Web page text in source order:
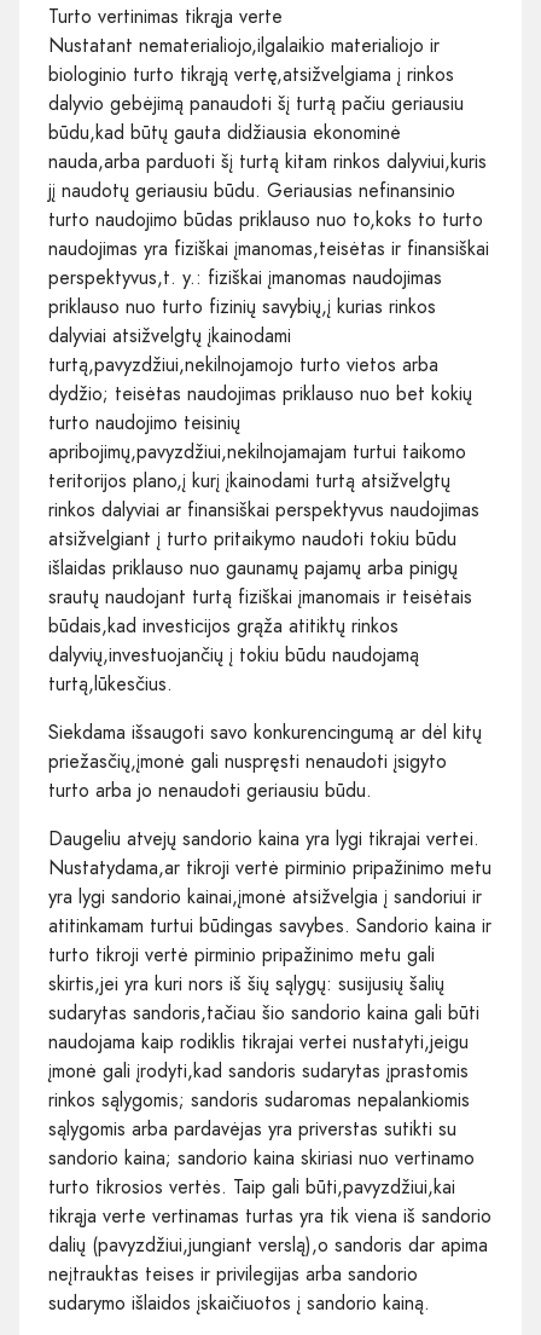
Turto vertinimas tikrąja verte
Nustatant nematerialiojo,ilgalaikio materialiojo ir
biologinio turto tikrąją vertę,atsižvelgiama į rinkos
dalyvio gebėjimą panaudoti šį turtą pačiu geriausiu
būdu,kad būtų gauta didžiausia ekonominė
nauda,arba parduoti šį turtą kitam rinkos dalyviui,kuris
jį naudotų geriausiu būdu. Geriausias nefinansinio
turto naudojimo būdas priklauso nuo to,koks to turto
naudojimas yra fiziškai įmanomas,teisėtas ir finansiškai
perspektyvus,t. y.: fiziškai įmanomas naudojimas
priklauso nuo turto fizinių savybių,į kurias rinkos
dalyviai atsižvelgtų įkainodami
turtą,pavyzdžiui,nekilnojamojo turto vietos arba
dydžio; teisėtas naudojimas priklauso nuo bet kokių
turto naudojimo teisinių
apribojimų,pavyzdžiui,nekilnojamajam turtui taikomo
teritorijos plano,į kurį įkainodami turtą atsižvelgtų
rinkos dalyviai ar finansiškai perspektyvus naudojimas
atsižvelgiant į turto pritaikymo naudoti tokiu būdu
išlaidas priklauso nuo gaunamų pajamų arba pinigų
srautų naudojant turtą fiziškai įmanomais ir teisėtais
būdais,kad investicijos grąža atitiktų rinkos
dalyvių,investuojančių į tokiu būdu naudojamą
turtą,lūkesčius.
Siekdama išsaugoti savo konkurencingumą ar dėl kitų
priežasčių,įmonė gali nuspręsti nenaudoti įsigyto
turto arba jo nenaudoti geriausiu būdu.
Daugeliu atvejų sandorio kaina yra lygi tikrajai vertei.
Nustatydama,ar tikroji vertė pirminio pripažinimo metu
yra lygi sandorio kainai,įmonė atsižvelgia į sandoriui ir
atitinkamam turtui būdingas savybes. Sandorio kaina ir
turto tikroji vertė pirminio pripažinimo metu gali
skirtis,jei yra kuri nors iš šių sąlygų: susijusių šalių
sudarytas sandoris,tačiau šio sandorio kaina gali būti
naudojama kaip rodiklis tikrajai vertei nustatyti,jeigu
įmonė gali įrodyti,kad sandoris sudarytas įprastomis
rinkos sąlygomis; sandoris sudaromas nepalankiomis
sąlygomis arba pardavėjas yra priverstas sutikti su
sandorio kaina; sandorio kaina skiriasi nuo vertinamo
turto tikrosios vertės. Taip gali būti,pavyzdžiui,kai
tikrąja verte vertinamas turtas yra tik viena iš sandorio
dalių (pavyzdžiui,jungiant verslą),o sandoris dar apima
neįtrauktas teises ir privilegijas arba sandorio
sudarymo išlaidos įskaičiuotos į sandorio kainą.